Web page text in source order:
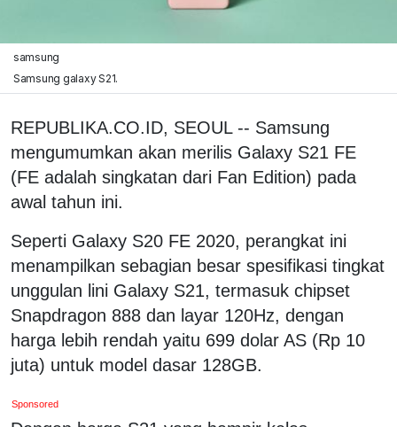
samsung
Samsung galaxy S21.
REPUBLIKA.CO.ID, SEOUL -- Samsung
mengumumkan akan merilis Galaxy S21 FE
(FE adalah singkatan dari Fan Edition) pada
awal tahun ini.
Seperti Galaxy S20 FE 2020, perangkat ini
menampilkan sebagian besar spesifikasi tingkat
unggulan lini Galaxy S21, termasuk chipset
Snapdragon 888 dan layar 120Hz, dengan
harga lebih rendah yaitu 699 dolar AS (Rp 10
juta) untuk model dasar 128GB.
Sponsored